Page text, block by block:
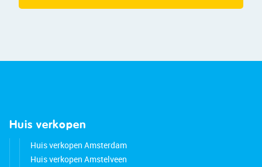
Huis verkopen
Huis verkopen Amsterdam
Huis verkopen Amstelveen